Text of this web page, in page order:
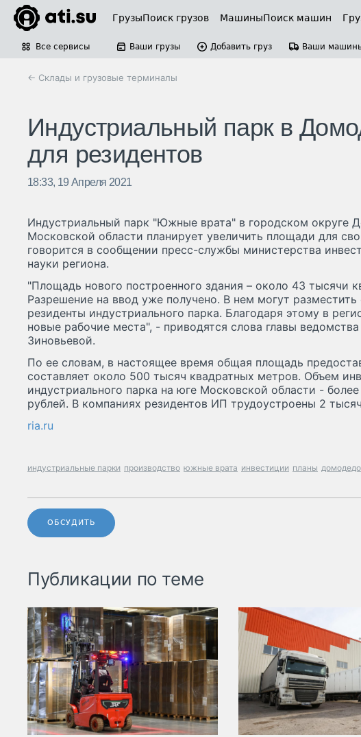
ГрузыПоиск грузов МашиныПоиск машин
Все сервисы Ваши грузы Добавить груз Ваши
← Склады и грузовые терминалы
Индустриальный парк в
для резидентов
18:33, 19 Апреля 2021
Индустриальный парк "Южные врата" в городском округе
Московской области планирует увеличить площади для
говорится в сообщении пресс-службы министерства
науки региона.
"Площадь нового построенного здания – около 43 тысячи
Разрешение на ввод уже получено. В нем могут
резиденты индустриального парка. Благодаря этому в
новые рабочие места", - приводятся слова главы
Зиновьевой.
По ее словам, в настоящее время общая площадь
составляет около 500 тысяч квадратных метров. Объем
индустриального парка на юге Московской области -
рублей. В компаниях резидентов ИП трудоустроены 2
ria.ru
индустриальные парки производство южные врата инвестиции планы
ОБСУДИТЬ
Публикации по теме